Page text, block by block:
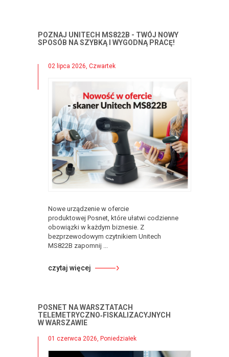
POZNAJ UNITECH MS822B - TWÓJ NOWY
SPOSÓB NA SZYBKĄ I WYGODNĄ PRACĘ!
02 lipca 2026, Czwartek
Nowe urządzenie w ofercie
produktowej Posnet, które ułatwi codzienne
obowiązki w każdym biznesie. Z
bezprzewodowym czytnikiem Unitech
MS822B zapomnij ...
czytaj więcej
POSNET NA WARSZTATACH
TELEMETRYCZNO‑FISKALIZACYJNYCH
W WARSZAWIE
01 czerwca 2026, Poniedziałek